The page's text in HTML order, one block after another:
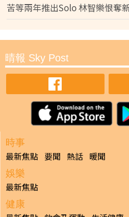
苦等兩年推出Solo 林智樂恨奪
晴報 Sky Post
時事
最新焦點 要聞 熱話 暖聞
娛樂
最新焦點
健康